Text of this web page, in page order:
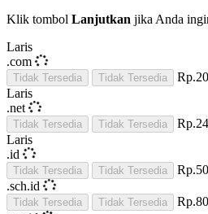
Klik tombol Lanjutkan jika Anda
Laris
.com
Tidak Tersedia Tidak Tersedia
Laris
.net
Tidak Tersedia Tidak Tersedia
Laris
.id
Tidak Tersedia Tidak Tersedia
.sch.id
Tidak Tersedia Tidak Tersedia